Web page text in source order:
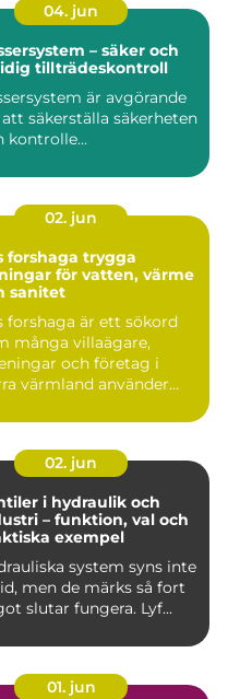
04. jun
– säker och
tillträdeskontroll
är avgörande
säkerställa säkerheten
kontrolle...
02. jun
trygga
för vatten, värme
sanitet
forshaga är ett sökord
många villaägare,
och företag i
värmland använder
02. jun
i hydraulik och
– funktion, val och
exempel
system syns inte
men de märks så fort
slutar fungera. Lyf...
01. jun